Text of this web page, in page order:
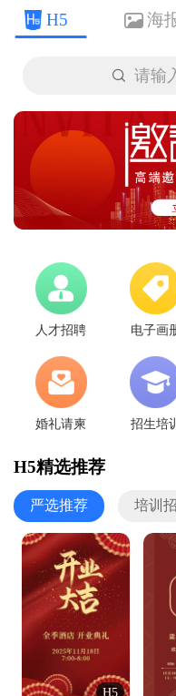
H5 海
 请输
人才招聘 电子画
婚礼请柬 招生培
H5精选推荐
严选推荐 培训
H5